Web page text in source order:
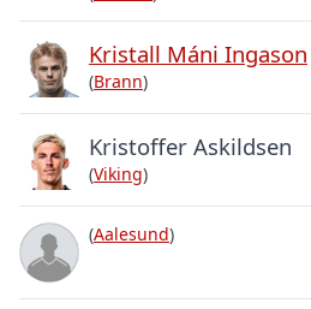
Kristall Máni Ingason
(Brann)
Kristoffer Askildsen
(Viking)
(Aalesund)